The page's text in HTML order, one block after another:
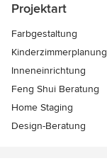
Projektart
Farbgestaltung
Kinderzimmerplanung
Inneneinrichtung
Feng Shui Beratung
Home Staging
Design-Beratung